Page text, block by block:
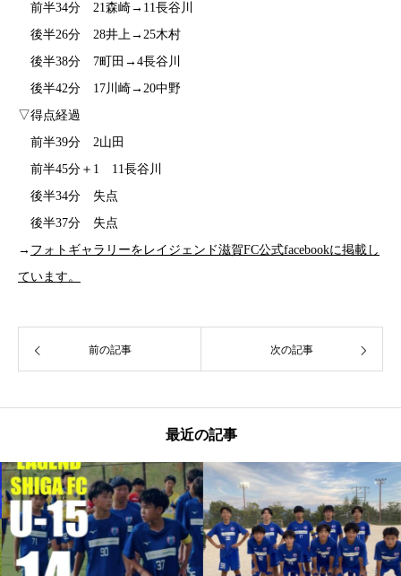
前半34分 21森崎→11長谷川
後半26分 28井上→25木村
後半38分 7町田→4長谷川
後半42分 17川崎→20中野
▽得点経過
前半39分 2山田
前半45分＋1 11長谷川
後半34分 失点
後半37分 失点
→ フォトギャラリーをレイジェンド滋賀FC公式facebookに掲載し
ています。
前の記事 次の記事
最近の記事